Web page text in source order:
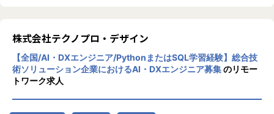
ITエンジニアへの転職を希望して入社。
■配属プロジェクト
自動車メーカー向けWEBシステムの開発プロジェクトにて、
機能を満たすSWの設計〜実装・テストまでの一連工程に従
事
程プロジェクトの増加といった世の中で技術
者集団として価値提供を行うために、エンジ
ニアが生涯活躍できる環境を考え事業運営を
行っています。
株式会社テクノプロ・デザイン
【全国/AI・DXエンジニア/PythonまたはSQL学習経験】総合技
術ソリューション企業におけるAI・DXエンジニア募集のリモー
トワーク求人